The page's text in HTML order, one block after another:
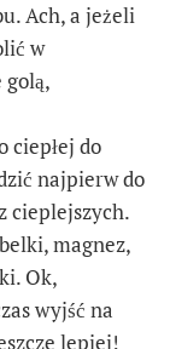
Ach, a jeżeli
w
golą,
ciepłej do
najpierw do
cieplejszych.
magnez,
Ok,
wyjść na
lepiej!